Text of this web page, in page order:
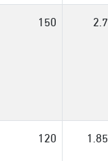
2.7
150
1.85
120